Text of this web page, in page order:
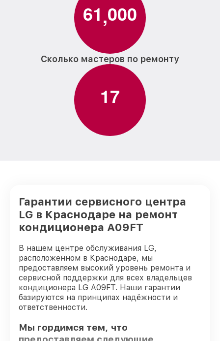
61,000
Сколько мастеров по ремонту
17
Гарантии сервисного центра
LG в Краснодаре на ремонт
кондиционера A09FT
В нашем центре обслуживания LG,
расположенном в Краснодаре, мы
предоставляем высокий уровень ремонта и
сервисной поддержки для всех владельцев
кондиционера LG A09FT. Наши гарантии
базируются на принципах надёжности и
ответственности.
Мы гордимся тем, что